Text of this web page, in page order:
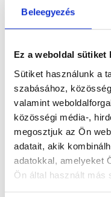
Beleegyezés
Ez a weboldal sütiket
Sütiket használunk a
szabásához,
valamint
közösségi média-,
megosztjuk az Ön
adatait, akik
adatokkal, amelyeket
Ön által használt más
Összes szakterület
Főoldal Orvosok
Gyermekradiológus,